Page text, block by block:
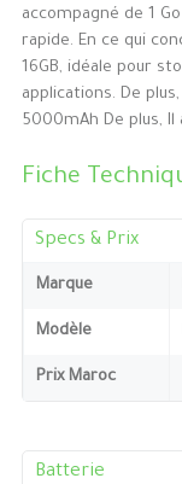
accompagné de 1
rapide. En ce qui
16GB, idéale pour
applications. De
5000mAh De plus, Il
Fiche
Specs & Prix
Marque
Modèle
Prix Maroc
Batterie